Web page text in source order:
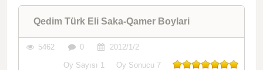
Qedim Türk Eli Saka-Qamer Boylari
5462 0 2012/1/2
Oy Sayısı 1 Oy Sonucu 7